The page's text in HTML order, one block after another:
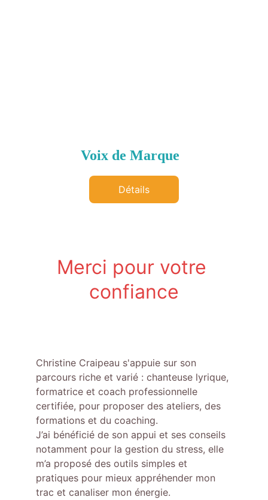
Détails
Voix de Marque
Merci pour votre
confiance
Christine Craipeau s'appuie sur son
parcours riche et varié : chanteuse lyrique,
formatrice et coach professionnelle
certifiée, pour proposer des ateliers, des
formations et du coaching.
J’ai bénéficié de son appui et ses conseils
notamment pour la gestion du stress, elle
m’a proposé des outils simples et
pratiques pour mieux appréhender mon
trac et canaliser mon énergie.